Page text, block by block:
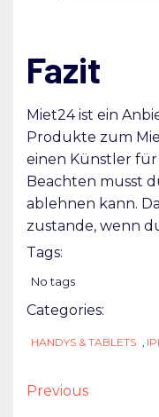
Fazit
Miet24 ist ein
Produkte zum
einen Künstler für
Beachten musst
ablehnen kann.
zustande, wenn
Tags:
No tags
Categories:
HANDYS & TABLETS ,
Previous